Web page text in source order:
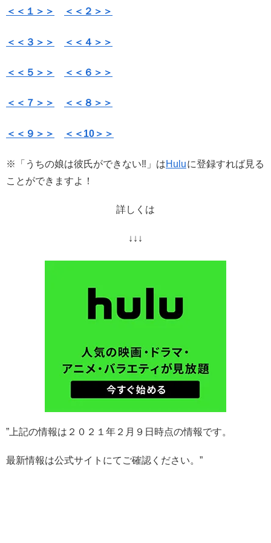
＜＜１＞＞ ＜＜２＞＞
＜＜３＞＞ ＜＜４＞＞
＜＜５＞＞ ＜＜６＞＞
＜＜７＞＞ ＜＜８＞＞
＜＜９＞＞ ＜＜10＞＞
※「うちの娘は彼氏ができない‼︎」はHuluに登録すれば見る
ことができますよ！
詳しくは
↓↓↓
”上記の情報は２０２１年２月９日時点の情報です。
最新情報は公式サイトにてご確認ください。”